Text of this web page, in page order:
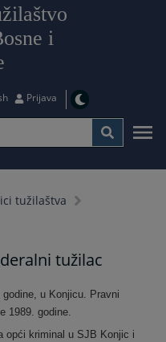
i
Prijava
tužilaštva
tužilac
u Konjicu. Pravni
1989. godine.
opći kriminal u SJB Konjic i